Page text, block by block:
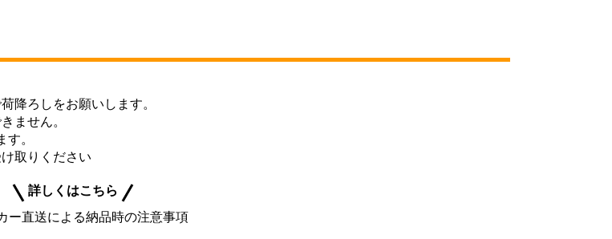
降ろしをお願いします。
ません。
。
取りください
詳しくはこちら